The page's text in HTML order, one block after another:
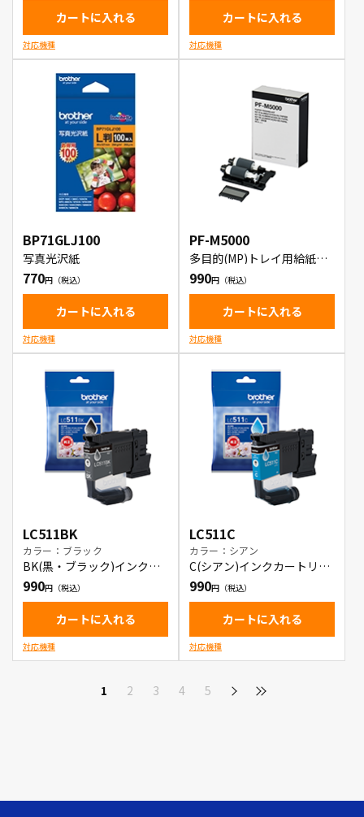
カートに入れる
対応機種
カートに入れる
対応機種
BP71GLJ100
写真光沢紙
770
カートに入れる
対応機種
PF-M5000
多目的(MP)トレイ用給紙
(PF)キット
990
カートに入れる
対応機種
LC511BK
カラー：ブラック
BK(黒・ブラック)インクカ
ートリッジ
990
カートに入れる
対応機種
LC511C
カラー：シアン
C(シアン)インクカートリッ
ジ
990
カートに入れる
対応機種
1 2 3 4 5